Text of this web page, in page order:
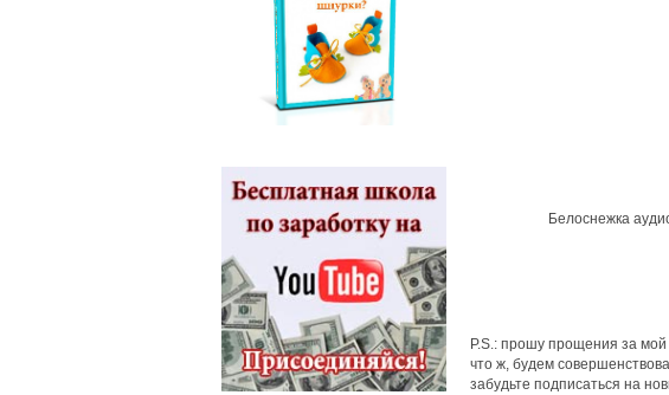
Белоснежка
P.S.: прошу прощения за
что ж, будем
забудьте подписаться на